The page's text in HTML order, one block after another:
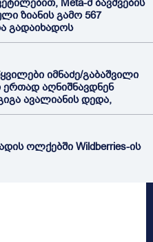
Meta-მ ბავშვების
ზიანის გამო 567
გადაიხადოს
იმნაძე/გაბაშვილი
აღნიშნავდნენ
ავალიანის დედა,
ოლქებში Wildberries-ის